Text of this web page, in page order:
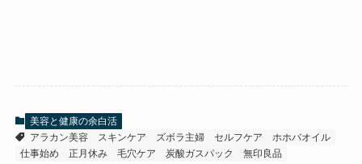
美容と健康の余白活
アラカン美容
スキンケア ズボラ主婦 セルフケア
ホホバオイル
仕事始め
正月休み 毛穴ケア 炭酸ガスパック 無印良品